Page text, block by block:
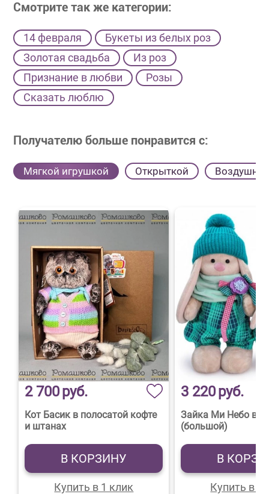
Смотрите так же категории:
14 февраля
Букеты из белых роз
Золотая свадьба
Из роз
Признание в любви
Розы
Сказать люблю
Получателю больше понравится с:
Мягкой игрушкой Открыткой
2 700руб.
Кот Басик в полосатой кофте
и штанах
В КОРЗИНУ
Купить в 1 клик
3 220руб.
Зайка Ми Небо в
(большой)
В
Купить в 1